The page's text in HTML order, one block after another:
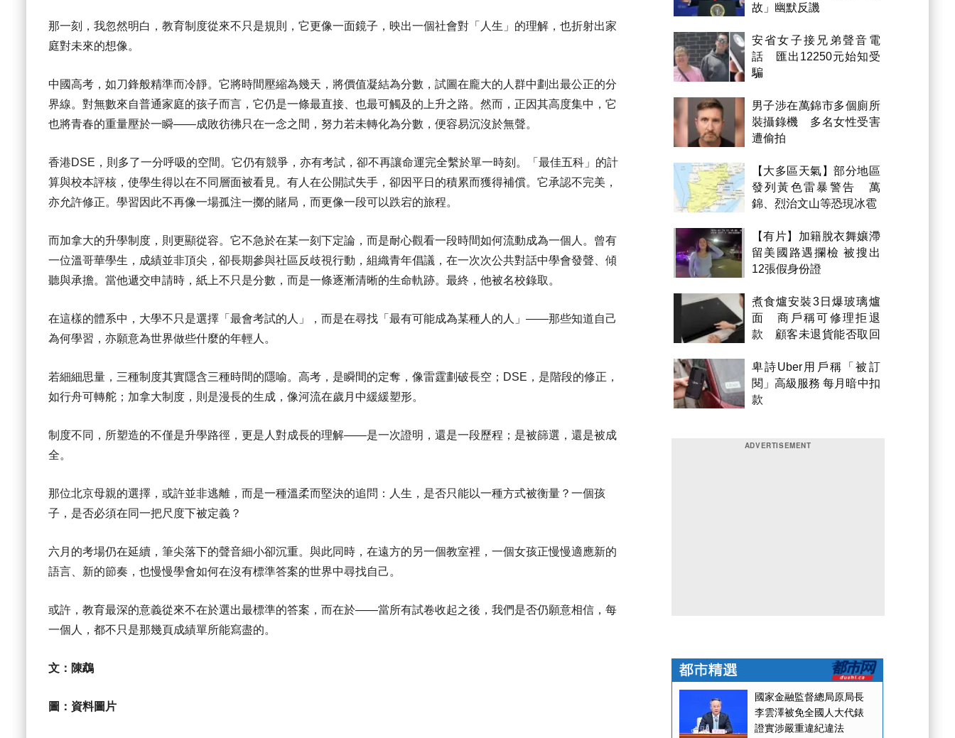
那一刻，我忽然明白，教育制度從來不只是規則，它更像一面鏡子，映出一個社會對「人生」的理解，也折射出家
庭對未來的想像。
中國高考，如刀鋒般精準而冷靜。它將時間壓縮為幾天，將價值凝結為分數，試圖在龐大的人群中劃出最公正的分
界線。對無數來自普通家庭的孩子而言，它仍是一條最直接、也最可觸及的上升之路。然而，正因其高度集中，它
也將青春的重量壓於一瞬——成敗彷彿只在一念之間，努力若未轉化為分數，便容易沉沒於無聲。
香港DSE，則多了一分呼吸的空間。它仍有競爭，亦有考試，卻不再讓命運完全繫於單一時刻。「最佳五科」的計
算與校本評核，使學生得以在不同層面被看見。有人在公開試失手，卻因平日的積累而獲得補償。它承認不完美，
亦允許修正。學習因此不再像一場孤注一擲的賭局，而更像一段可以跌宕的旅程。
而加拿大的升學制度，則更顯從容。它不急於在某一刻下定論，而是耐心觀看一段時間如何流動成為一個人。曾有
一位溫哥華學生，成績並非頂尖，卻長期參與社區反歧視行動，組織青年倡議，在一次次公共對話中學會發聲、傾
聽與承擔。當他遞交申請時，紙上不只是分數，而是一條逐漸清晰的生命軌跡。最終，他被名校錄取。
在這樣的體系中，大學不只是選擇「最會考試的人」，而是在尋找「最有可能成為某種人的人」——那些知道自己
為何學習，亦願意為世界做些什麼的年輕人。
若細細思量，三種制度其實隱含三種時間的隱喻。高考，是瞬間的定奪，像雷霆劃破長空；DSE，是階段的修正，
如行舟可轉舵；加拿大制度，則是漫長的生成，像河流在歲月中緩緩塑形。
制度不同，所塑造的不僅是升學路徑，更是人對成長的理解——是一次證明，還是一段歷程；是被篩選，還是被成
全。
那位北京母親的選擇，或許並非逃離，而是一種溫柔而堅決的追問：人生，是否只能以一種方式被衡量？一個孩
子，是否必須在同一把尺度下被定義？
六月的考場仍在延續，筆尖落下的聲音細小卻沉重。與此同時，在遠方的另一個教室裡，一個女孩正慢慢適應新的
語言、新的節奏，也慢慢學會如何在沒有標準答案的世界中尋找自己。
或許，教育最深的意義從來不在於選出最標準的答案，而在於——當所有試卷收起之後，我們是否仍願意相信，每
一個人，都不只是那幾頁成績單所能寫盡的。
文：陳鵡
圖：資料圖片
故」幽默反譏
安省女子接兄弟聲音電
話 匯出12250元始知受
騙
男子涉在萬錦市多個廁所
裝攝錄機 多名女性受害
遭偷拍
【大多區天氣】部分地區
發列黃色雷暴警告 萬
錦、烈治文山等恐現冰雹
【有片】加籍脫衣舞孃滯
留美國路遇攔檢 被搜出
12張假身份證
煮食爐安裝3日爆玻璃爐
面 商戶稱可修理拒退
款 顧客未退貨能否取回
卑詩Uber用戶稱「被訂
閱」高級服務 每月暗中扣
款